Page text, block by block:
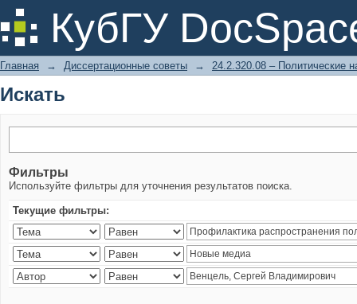
КубГУ
Искать
Главная → Диссертационные советы → 24.2.320.08 – Политические
Искать
Фильтры
Используйте фильтры для уточнения результатов поиска.
Текущие фильтры: